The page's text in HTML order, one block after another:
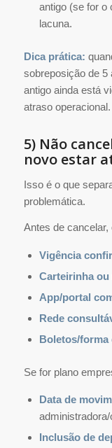
antigo (se for o
lacuna.
Dica prática:
sobreposição de 5
antigo ainda está
atraso operacional.
5) Não
novo estar
Isso é o que
problemática.
Antes de cancelar,
Vigência
Carteirinha
App/portal
Rede
Boletos/forma
Se for plano
Data de
Inclusão de